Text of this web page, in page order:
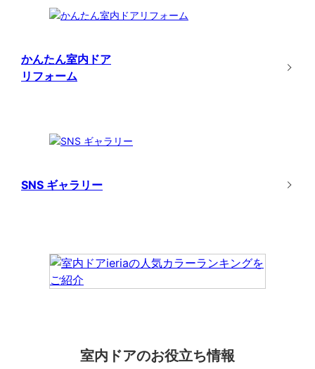
かんたん室内ドア
リフォーム
SNS ギャラリー
室内ドアのお役立ち情報